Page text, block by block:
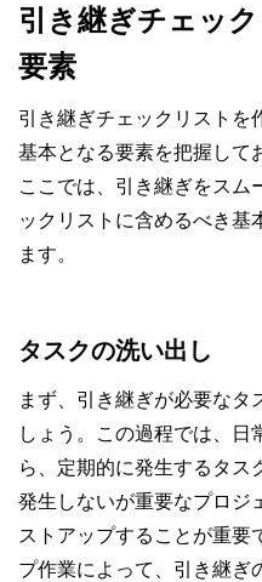
引き継ぎチェッ
要素
引き継ぎチェックリストを
基本となる要素を把握して
ここでは、引き継ぎをスム
ックリストに含めるべき基
ます。
タスクの洗い出し
まず、引き継ぎが必要なタ
しょう。この過程では、日
ら、定期的に発生するタス
発生しないが重要なプロジ
ストアップすることが重要
プ作業によって、引き継ぎ